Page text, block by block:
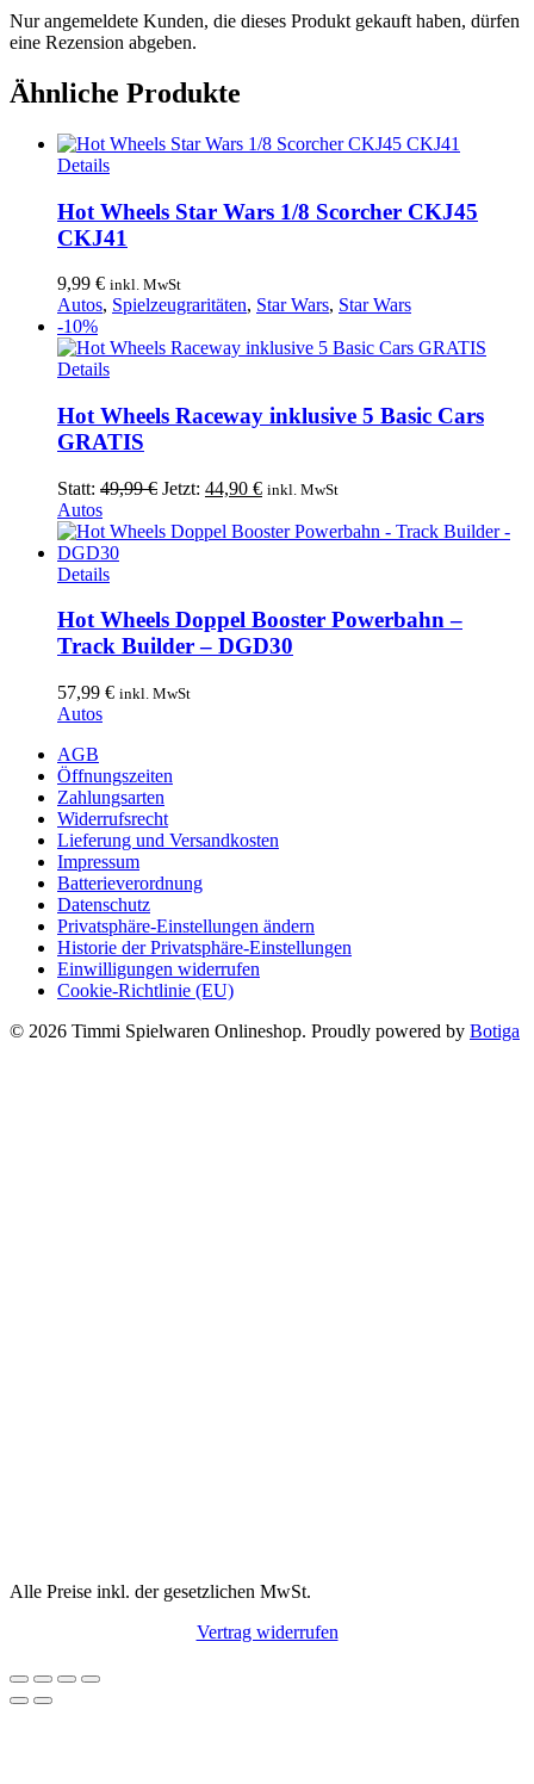
Nur angemeldete Kunden, die dieses Produkt gekauft haben, dürfen
eine Rezension abgeben.
Ähnliche Produkte
Details
Hot Wheels Star Wars 1/8 Scorcher CKJ45
CKJ41
9,99 € inkl. MwSt
Autos, Spielzeugraritäten, Star Wars, Star Wars
-10%
Details
Hot Wheels Raceway inklusive 5 Basic Cars
GRATIS
Statt: 49,99€ Ursprünglicher
war:
Jetzt: 44,90 €Aktueller
ist:
inkl. MwSt
Autos
Details
Hot Wheels Doppel Booster Powerbahn –
Track Builder – DGD30
57,99 € inkl. MwSt
Autos
AGB
Öffnungszeiten
Zahlungsarten
Widerrufsrecht
Lieferung und Versandkosten
Impressum
Batterieverordnung
Datenschutz
Privatsphäre-Einstellungen ändern
Historie der Privatsphäre-Einstellungen
Einwilligungen widerrufen
Cookie-Richtlinie (EU)
© 2026 Timmi Spielwaren Onlineshop. Proudly powered by Botiga
Alle Preise inkl. der gesetzlichen MwSt.
Vertrag widerrufen